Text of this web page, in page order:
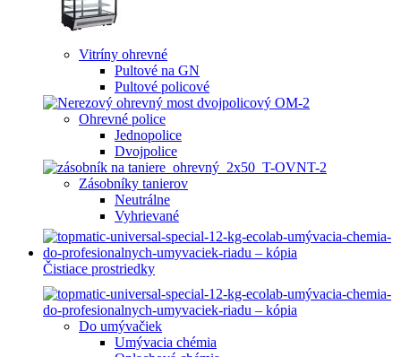
Vitríny ohrevné
Pultové na GN
Pultové policové
Ohrevné police
Jednopolice
Dvojpolice
Zásobníky tanierov
Neutrálne
Vyhrievané
Čistiace prostriedky
Do umývačiek
Umývacia chémia